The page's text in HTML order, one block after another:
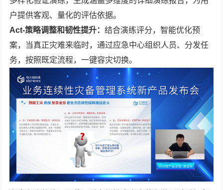
户提供客观、量化的评估依据。
Act-策略调整和韧性提升：结合演练评分，智能优化预
案，当真正灾难来临时，通过应急中心组织人员、分发任
务，按照既定流程，一键容灾切换。